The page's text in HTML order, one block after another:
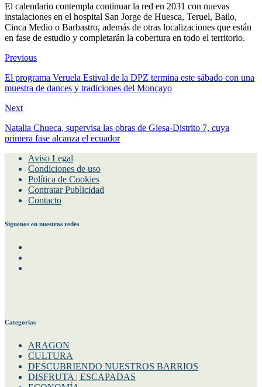
El calendario contempla continuar la red en 2031 con nuevas
instalaciones en el hospital San Jorge de Huesca, Teruel, Bailo,
Cinca Medio o Barbastro, además de otras localizaciones que están
en fase de estudio y completarán la cobertura en todo el territorio.
Previous
El programa Veruela Estival de la DPZ termina este sábado con una
muestra de dances y tradiciones del Moncayo
Next
Natalia Chueca, supervisa las obras de Giesa-Distrito 7, cuya
primera fase alcanza el ecuador
Aviso Legal
Condiciones de uso
Política de Cookies
Contratar Publicidad
Contacto
Siguenos en nuestras redes
Categorías
ARAGON
CULTURA
DESCUBRIENDO NUESTROS BARRIOS
DISFRUTA | ESCAPADAS